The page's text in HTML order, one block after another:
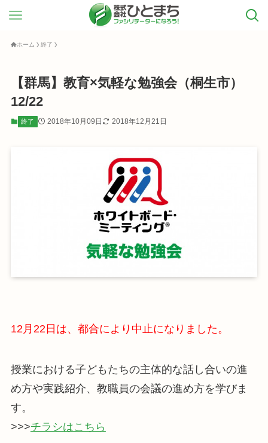
ホーム 終了
【群馬】教育×気軽な勉強会（桐生市）
12/22
終了 2018年10月09日 2018年12月21日
12月22日は、都合により中止になりました。
授業における子どもたちの主体的な話し合いの進
め方や実践紹介、教職員の会議の進め方を学びま
す。
>>>チラシはこちら